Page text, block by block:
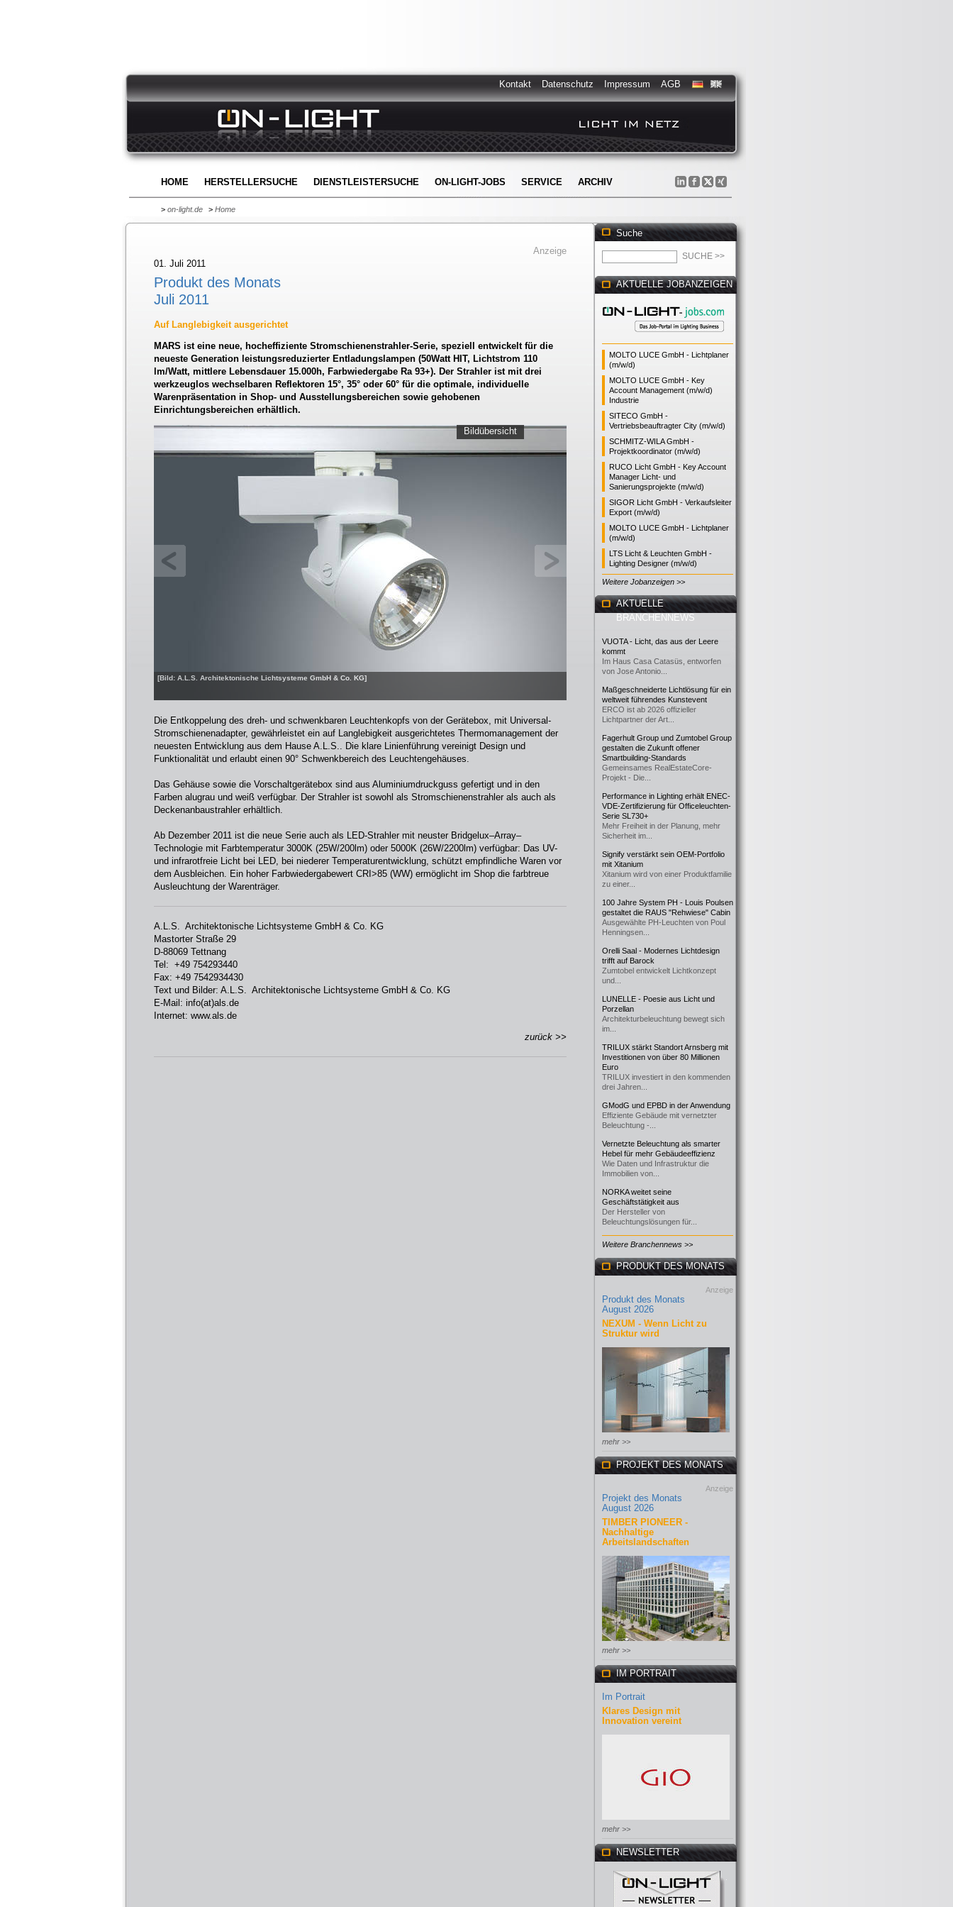
Kontakt Datenschutz Impressum AGB
HOME HERSTELLERSUCHE DIENSTLEISTERSUCHE ON-LIGHT-JOBS SERVICE ARCHIV
> on-light.de > Home
Anzeige
01. Juli 2011
Produkt des Monats
Juli 2011
Auf Langlebigkeit ausgerichtet
MARS ist eine neue, hocheffiziente Stromschienenstrahler-Serie, speziell entwickelt für die
neueste Generation leistungsreduzierter Entladungslampen (50Watt HIT, Lichtstrom 110
lm/Watt, mittlere Lebensdauer 15.000h, Farbwiedergabe Ra 93+). Der Strahler ist mit drei
werkzeuglos wechselbaren Reflektoren 15°, 35° oder 60° für die optimale, individuelle
Warenpräsentation in Shop- und Ausstellungsbereichen sowie gehobenen
Einrichtungsbereichen erhältlich.
[Bild: A.L.S. Architektonische Lichtsysteme GmbH & Co. KG]
Bildübersicht
Die Entkoppelung des dreh- und schwenkbaren Leuchtenkopfs von der Gerätebox, mit Universal-
Stromschienenadapter, gewährleistet ein auf Langlebigkeit ausgerichtetes Thermomanagement der
neuesten Entwicklung aus dem Hause A.L.S.. Die klare Linienführung vereinigt Design und
Funktionalität und erlaubt einen 90° Schwenkbereich des Leuchtengehäuses.
Das Gehäuse sowie die Vorschaltgerätebox sind aus Aluminiumdruckguss gefertigt und in den
Farben alugrau und weiß verfügbar. Der Strahler ist sowohl als Stromschienenstrahler als auch als
Deckenanbaustrahler erhältlich.
Ab Dezember 2011 ist die neue Serie auch als LED-Strahler mit neuster Bridgelux–Array–
Technologie mit Farbtemperatur 3000K (25W/200lm) oder 5000K (26W/2200lm) verfügbar: Das UV-
und infrarotfreie Licht bei LED, bei niederer Temperaturentwicklung, schützt empfindliche Waren vor
dem Ausbleichen. Ein hoher Farbwiedergabewert CRI>85 (WW) ermöglicht im Shop die farbtreue
Ausleuchtung der Warenträger.
A.L.S. Architektonische Lichtsysteme GmbH & Co. KG
Mastorter Straße 29
D-88069 Tettnang
Tel: +49 754293440
Fax: +49 7542934430
Text und Bilder: A.L.S. Architektonische Lichtsysteme GmbH & Co. KG
E-Mail: info(at)als.de
Internet: www.als.de
zurück >>
Suche
AKTUELLE JOBANZEIGEN
MOLTO LUCE GmbH - Lichtplaner
(m/w/d)
MOLTO LUCE GmbH - Key
Account Management (m/w/d)
Industrie
SITECO GmbH -
Vertriebsbeauftragter City (m/w/d)
SCHMITZ-WILA GmbH -
Projektkoordinator (m/w/d)
RUCO Licht GmbH - Key Account
Manager Licht- und
Sanierungsprojekte (m/w/d)
SIGOR Licht GmbH - Verkaufsleiter
Export (m/w/d)
MOLTO LUCE GmbH - Lichtplaner
(m/w/d)
LTS Licht & Leuchten GmbH -
Lighting Designer (m/w/d)
Weitere Jobanzeigen >>
AKTUELLE
BRANCHENNEWS
VUOTA - Licht, das aus der Leere
kommt
Im Haus Casa Catasüs, entworfen
von Jose Antonio...
Maßgeschneiderte Lichtlösung für ein
weltweit führendes Kunstevent
ERCO ist ab 2026 offizieller
Lichtpartner der Art...
Fagerhult Group und Zumtobel Group
gestalten die Zukunft offener
Smartbuilding-Standards
Gemeinsames RealEstateCore-
Projekt - Die...
Performance in Lighting erhält ENEC-
VDE-Zertifizierung für Officeleuchten-
Serie SL730+
Mehr Freiheit in der Planung, mehr
Sicherheit im...
Signify verstärkt sein OEM-Portfolio
mit Xitanium
Xitanium wird von einer Produktfamilie
zu einer...
100 Jahre System PH - Louis Poulsen
gestaltet die RAUS "Rehwiese" Cabin
Ausgewählte PH-Leuchten von Poul
Henningsen...
Orelli Saal - Modernes Lichtdesign
trifft auf Barock
Zumtobel entwickelt Lichtkonzept
und...
LUNELLE - Poesie aus Licht und
Porzellan
Architekturbeleuchtung bewegt sich
im...
TRILUX stärkt Standort Arnsberg mit
Investitionen von über 80 Millionen
Euro
TRILUX investiert in den kommenden
drei Jahren...
GModG und EPBD in der Anwendung
Effiziente Gebäude mit vernetzter
Beleuchtung -...
Vernetzte Beleuchtung als smarter
Hebel für mehr Gebäudeeffizienz
Wie Daten und Infrastruktur die
Immobilien von...
NORKA weitet seine
Geschäftstätigkeit aus
Der Hersteller von
Beleuchtungslösungen für...
Weitere Branchennews >>
PRODUKT DES MONATS
Anzeige
Produkt des Monats
August 2026
NEXUM - Wenn Licht zu
Struktur wird
mehr >>
PROJEKT DES MONATS
Anzeige
Projekt des Monats
August 2026
TIMBER PIONEER -
Nachhaltige
Arbeitslandschaften
mehr >>
IM PORTRAIT
Im Portrait
Klares Design mit
Innovation vereint
mehr >>
NEWSLETTER